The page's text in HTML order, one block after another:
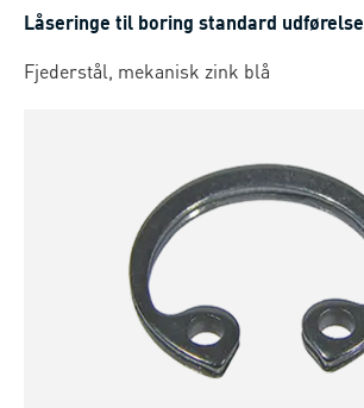
Låseringe til boring standard udførelse
Fjederstål, mekanisk zink blå